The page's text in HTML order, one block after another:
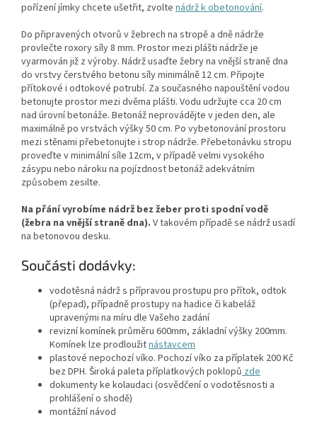
pořízení jímky chcete ušetřit, zvolte nádrž k obetonování.
Do připravených otvorů v žebrech na stropě a dně nádrže
provlečte roxory síly 8 mm. Prostor mezi plášti nádrže je
vyarmován již z výroby. Nádrž usaďte žebry na vnější straně dna
do vrstvy čerstvého betonu síly minimálně 12 cm. Připojte
přítokové i odtokové potrubí. Za současného napouštění vodou
betonujte prostor mezi dvěma plášti. Vodu udržujte cca 20 cm
nad úrovní betonáže. Betonáž neprovádějte v jeden den, ale
maximálně po vrstvách výšky 50 cm. Po vybetonování prostoru
mezi stěnami přebetonujte i strop nádrže. Přebetonávku stropu
proveďte v minimální síle 12cm, v případě velmi vysokého
zásypu nebo nároku na pojízdnost betonáž adekvátním
způsobem zesilte.
Na přání vyrobíme nádrž bez žeber proti spodní vodě
(žebra na vnější straně dna). V takovém případě se nádrž usadí
na betonovou desku.
Součásti dodávky:
vodotěsná nádrž s přípravou prostupu pro přítok, odtok
(přepad), případně prostupy na hadice či kabeláž
upravenými na míru dle Vašeho zadání
revizní komínek průměru 600mm, základní výšky 200mm.
Komínek lze prodloužitnástavcem
plastové nepochozí víko. Pochozí víko za příplatek 200 Kč
bez DPH. Široká paleta příplatkových poklopů zde
dokumenty ke kolaudaci (osvědčení o vodotěsnosti a
prohlášení o shodě)
montážní návod